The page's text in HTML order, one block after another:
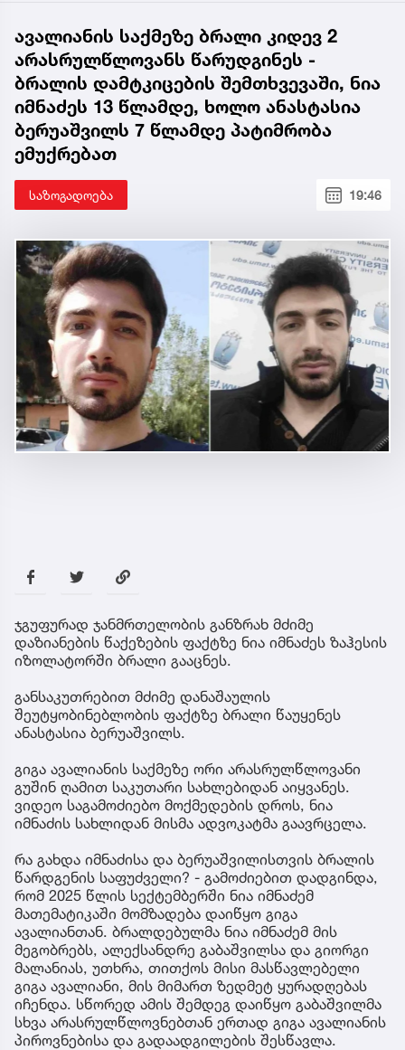
ავალიანის საქმეზე ბრალი კიდევ 2
არასრულწლოვანს წარუდგინეს -
ბრალის დამტკიცების შემთხვევაში, ნია
იმნაძეს 13 წლამდე, ხოლო ანასტასია
ბერუაშვილს 7 წლამდე პატიმრობა
ემუქრებათ
საზოგადოება 19:46
ჯგუფურად ჯანმრთელობის განზრახ მძიმე
დაზიანების წაქეზების ფაქტზე ნია იმნაძეს ზაჰესის
იზოლატორში ბრალი გააცნეს.
განსაკუთრებით მძიმე დანაშაულის
შეუტყობინებლობის ფაქტზე ბრალი წაუყენეს
ანასტასია ბერუაშვილს.
გიგა ავალიანის საქმეზე ორი არასრულწლოვანი
გუშინ ღამით საკუთარი სახლებიდან აიყვანეს.
ვიდეო საგამოძიებო მოქმედების დროს, ნია
იმნაძის სახლიდან მისმა ადვოკატმა გაავრცელა.
რა გახდა იმნაძისა და ბერუაშვილისთვის ბრალის
წარდგენის საფუძველი? - გამოძიებით დადგინდა,
რომ 2025 წლის სექტემბერში ნია იმნაძემ
მათემატიკაში მომზადება დაიწყო გიგა
ავალიანთან. ბრალდებულმა ნია იმნაძემ მის
მეგობრებს, ალექსანდრე გაბაშვილსა და გიორგი
მალანიას, უთხრა, თითქოს მისი მასწავლებელი
გიგა ავალიანი, მის მიმართ ზედმეტ ყურადღებას
იჩენდა. სწორედ ამის შემდეგ დაიწყო გაბაშვილმა
სხვა არასრულწლოვნებთან ერთად გიგა ავალიანის
პიროვნებისა და გადაადგილების შესწავლა.